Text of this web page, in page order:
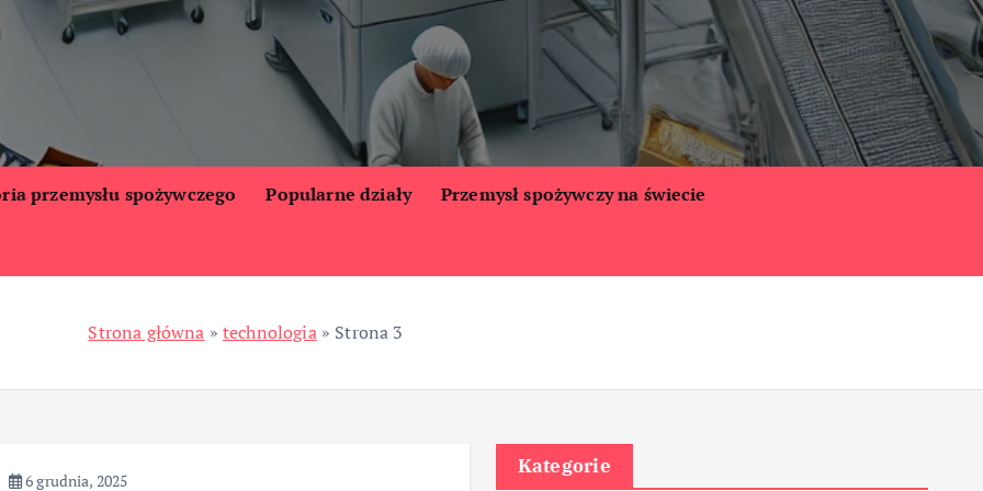
przemysłu spożywczego Popularne działy Przemysł spożywczy na świecie
Strona główna »technologia» Strona 3
6 grudnia, 2025
Kategorie